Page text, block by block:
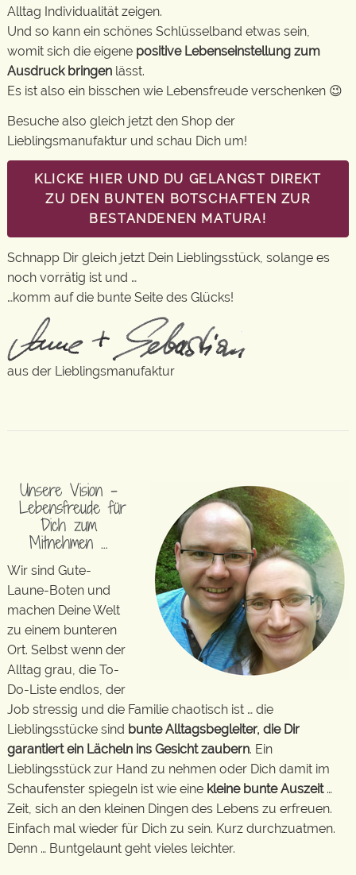
Alltag Individualität zeigen.
Und so kann ein schönes Schlüsselband etwas sein,
womit sich die eigene positive Lebenseinstellung zum
Ausdruck bringen lässt.
Es ist also ein bisschen wie Lebensfreude verschenken 😉
Besuche also gleich jetzt den Shop der
Lieblingsmanufaktur und schau Dich um!
KLICKE HIER UND DU GELANGST DIREKT
ZU DEN BUNTEN BOTSCHAFTEN ZUR
BESTANDENEN MATURA!
Schnapp Dir gleich jetzt Dein Lieblingsstück, solange es
noch vorrätig ist und …
…komm auf die bunte Seite des Glücks!
aus der Lieblingsmanufaktur
Unsere Vision –
Lebensfreude für
Dich zum
Mitnehmen …
Wir sind Gute-
Laune-Boten und
machen Deine Welt
zu einem bunteren
Ort. Selbst wenn der
Alltag grau, die To-
Do-Liste endlos, der
Job stressig und die Familie chaotisch ist … die
Lieblingsstücke sind bunte Alltagsbegleiter, die Dir
garantiert ein Lächeln ins Gesicht zaubern. Ein
Lieblingsstück zur Hand zu nehmen oder Dich damit im
Schaufenster spiegeln ist wie eine kleine bunte Auszeit…
Zeit, sich an den kleinen Dingen des Lebens zu erfreuen.
Einfach mal wieder für Dich zu sein. Kurz durchzuatmen.
Denn … Buntgelaunt geht vieles leichter.